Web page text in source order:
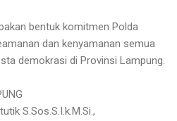
bentuk komitmen Polda
dan kenyamanan semua
demokrasi di Provinsi Lampung.
S.Sos.S.I.k.M.Si.,